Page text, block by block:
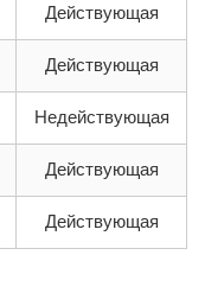
Действующая
Действующая
Недействующая
Действующая
Действующая